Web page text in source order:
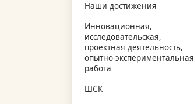
Наши достижения
Инновационная,
исследовательская,
проектная деятельность,
опытно-экспериментальная
работа
ШСК